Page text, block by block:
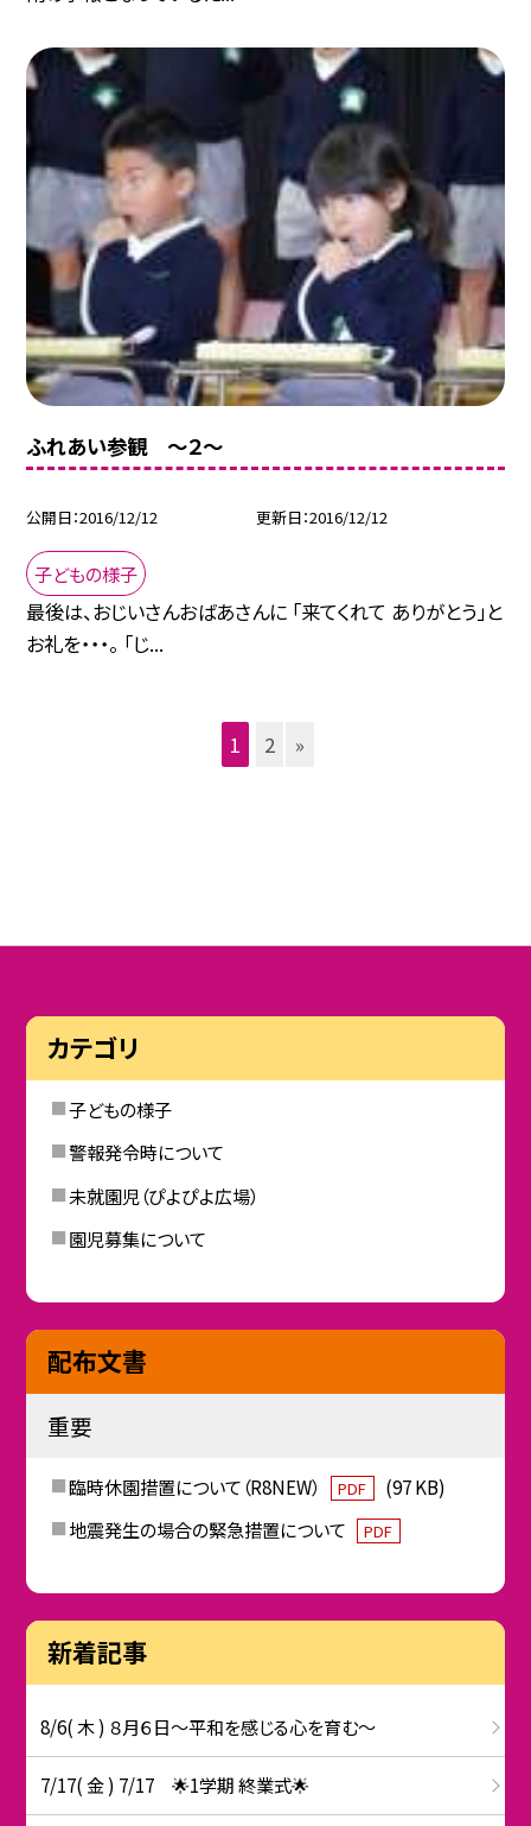
ふれあい参観 〜２〜
公開日 2016/12/12 更新日 2016/12/12
子どもの様子
最後は、おじいさんおばあさんに 「来てくれて ありがとう」と
お礼を・・・。 「じ...
1 2 »
カテゴリ
子どもの様子
警報発令時について
未就園児（ぴよぴよ広場）
園児募集について
配布文書
重要
臨時休園措置について（R8NEW） PDF
(97 KB)
地震発生の場合の緊急措置について
PDF
新着記事
8/6( 木 ) ８月６日～平和を感じる心を育む～
7/17( 金 ) 7/17 🌟1学期 終業式🌟